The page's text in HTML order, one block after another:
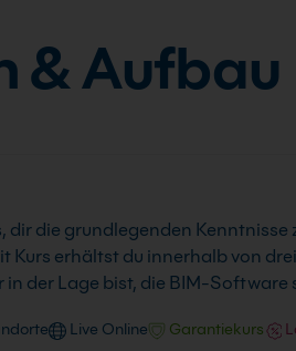
& Aufbau
dir die grundlegenden
Kurs erhältst du innerhalb von
der Lage bist, die BIM-
Live Online Garantiekurs